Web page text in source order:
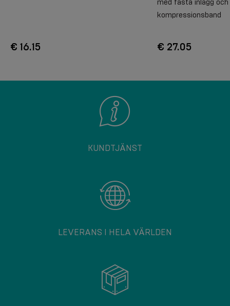
€ 16.15
med fasta inlägg och
kompressionsband
€ 27.05
KUNDTJÄNST
LEVERANS I HELA VÄRLDEN